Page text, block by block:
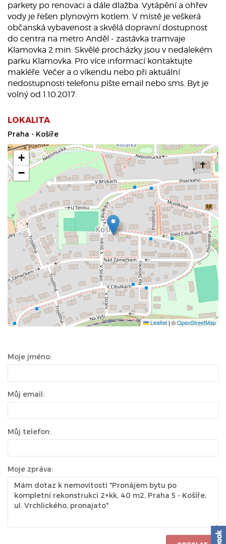
parkety po renovaci a dále dlažba. Vytápění a ohřev
vody je řešen plynovým kotlem. V místě je veškerá
občanská vybavenost a skvělá dopravní dostupnost
do centra na metro Anděl - zastávka tramvaje
Klamovka 2 min. Skvělé procházky jsou v nedalekém
parku Klamovka. Pro více informací kontaktujte
makléře. Večer a o víkendu nebo při aktuální
nedostupnosti telefonu pište email nebo sms. Byt je
volný od 1.10.2017.
LOKALITA
Praha - Košíře
+
−
Leaflet |©OpenStreetMap
Moje jméno:
Můj email:
Můj telefon:
Moje zpráva: